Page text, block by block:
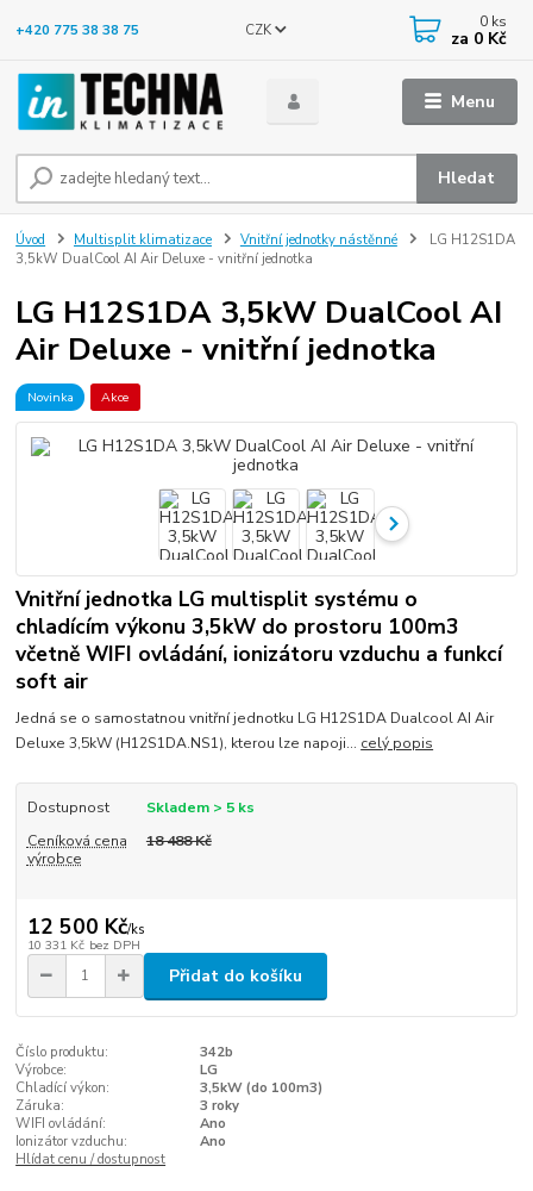
Menu
CZK
Hledat
+420 775 38 38 75 0 ks
za 0 Kč
Úvod Multisplit klimatizace Vnitřní jednotky nástěnné
LG H12S1DA
3,5kW DualCool AI Air Deluxe - vnitřní jednotka
LG H12S1DA 3,5kW DualCool AI
Air Deluxe - vnitřní jednotka
Novinka Akce
Vnitřní jednotka LG multisplit systému o
chladícím výkonu 3,5kW do prostoru 100m3
včetně WIFI ovládání, ionizátoru vzduchu a funkcí
soft air
Jedná se o samostatnou vnitřní jednotku LG H12S1DA Dualcool AI Air
Deluxe 3,5kW (H12S1DA.NS1), kterou lze napoji... celý popis
Dostupnost
Skladem > 5 ks
Ceníková cena
výrobce
18 488 Kč
12 500 Kč/ks
10 331 Kč bez DPH
Přidat do košíku
Číslo produktu:
342b
Výrobce:
LG
Chladící výkon:
3,5kW (do 100m3)
Záruka:
3 roky
WIFI ovládání:
Ano
Ionizátor vzduchu:
Ano
Hlídat cenu / dostupnost